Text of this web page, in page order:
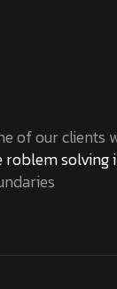
of our clients
roblem solving